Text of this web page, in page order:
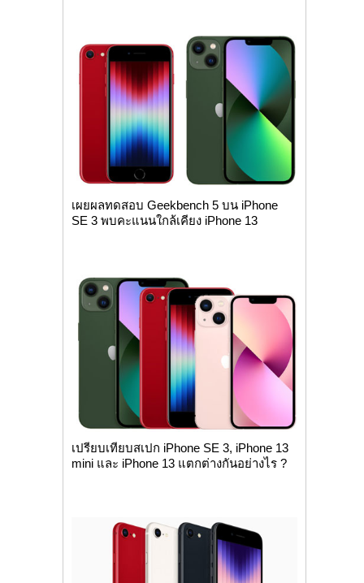
เผยผลทดสอบ Geekbench 5 บน iPhone
SE 3 พบคะแนนใกล้เคียง iPhone 13
เปรียบเทียบสเปก iPhone SE 3, iPhone 13
mini และ iPhone 13 แตกต่างกันอย่างไร ?